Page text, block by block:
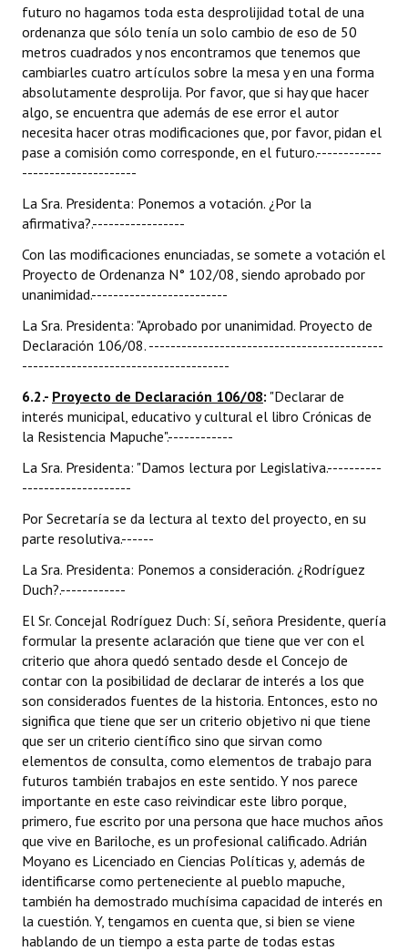
futuro no hagamos toda esta desprolijidad total de una
ordenanza que sólo tenía un solo cambio de eso de 50
metros cuadrados y nos encontramos que tenemos que
cambiarles cuatro artículos sobre la mesa y en una forma
absolutamente desprolija. Por favor, que si hay que hacer
algo, se encuentra que además de ese error el autor
necesita hacer otras modificaciones que, por favor, pidan el
pase a comisión como corresponde, en el futuro.------------
---------------------
La Sra. Presidenta: Ponemos a votación. ¿Por la
afirmativa?.-----------------
Con las modificaciones enunciadas, se somete a votación el
Proyecto de Ordenanza N° 102/08, siendo aprobado por
unanimidad.-------------------------
La Sra. Presidenta: "Aprobado por unanimidad. Proyecto de
Declaración 106/08. -------------------------------------------
--------------------------------------
6.2.- Proyecto de Declaración 106/08: "Declarar de
interés municipal, educativo y cultural el libro Crónicas de
la Resistencia Mapuche".------------
La Sra. Presidenta: "Damos lectura por Legislativa.----------
--------------------
Por Secretaría se da lectura al texto del proyecto, en su
parte resolutiva.------
La Sra. Presidenta: Ponemos a consideración. ¿Rodríguez
Duch?.------------
El Sr. Concejal Rodríguez Duch: Sí, señora Presidente, quería
formular la presente aclaración que tiene que ver con el
criterio que ahora quedó sentado desde el Concejo de
contar con la posibilidad de declarar de interés a los que
son considerados fuentes de la historia. Entonces, esto no
significa que tiene que ser un criterio objetivo ni que tiene
que ser un criterio científico sino que sirvan como
elementos de consulta, como elementos de trabajo para
futuros también trabajos en este sentido. Y nos parece
importante en este caso reivindicar este libro porque,
primero, fue escrito por una persona que hace muchos años
que vive en Bariloche, es un profesional calificado. Adrián
Moyano es Licenciado en Ciencias Políticas y, además de
identificarse como perteneciente al pueblo mapuche,
también ha demostrado muchísima capacidad de interés en
la cuestión. Y, tengamos en cuenta que, si bien se viene
hablando de un tiempo a esta parte de todas estas